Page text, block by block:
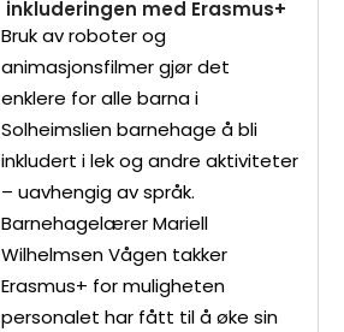
inkluderingen med Erasmus+
Bruk av roboter og
animasjonsfilmer gjør det
enklere for alle barna i
Solheimslien barnehage å bli
inkludert i lek og andre aktiviteter
– uavhengig av språk.
Barnehagelærer Mariell
Wilhelmsen Vågen takker
Erasmus+ for muligheten
personalet har fått til å øke sin